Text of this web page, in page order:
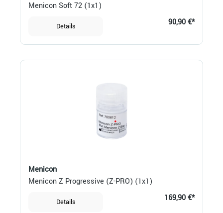
Menicon Soft 72 (1x1)
Details 90,90 €*
Menicon
Menicon Z Progressive (Z-PRO) (1x1)
Details 169,90 €*